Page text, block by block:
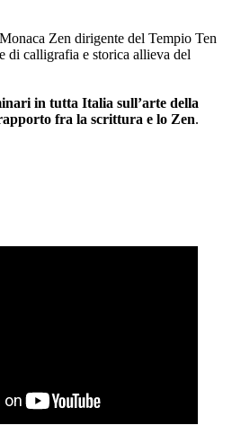
Zen dirigente del Tempio Ten
di calligrafia e storica allieva del
in tutta Italia sull’arte della
fra la scrittura e lo Zen.